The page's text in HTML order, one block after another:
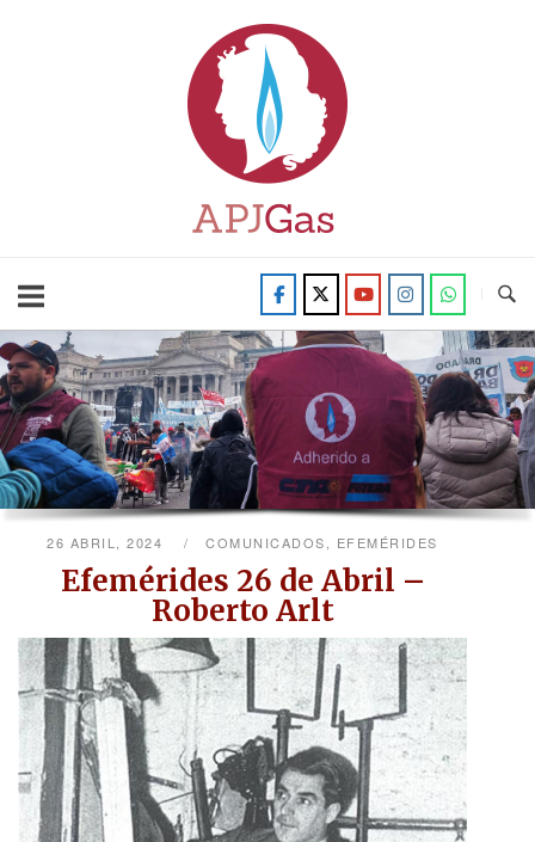
26 ABRIL, 2024 COMUNICADOS, EFEMÉRIDES
Efemérides 26 de Abril –
Roberto Arlt